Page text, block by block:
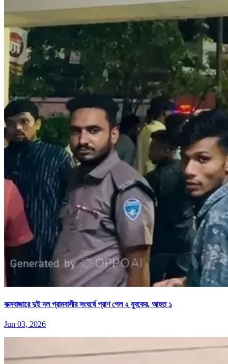
কক্সবাজারে দুই দল গ্রামবাসীর সংঘর্ষে প্রাণ গেল ২ যুবকের, আহত ১
Jun 03, 2026